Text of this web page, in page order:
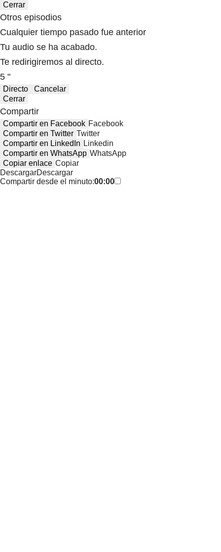
Cerrar
Otros episodios
Cualquier tiempo pasado fue anterior
Tu audio se ha acabado.
Te redirigiremos al directo.
5 "
Directo
Cancelar
Cerrar
Compartir
Compartir en Facebook Facebook
Compartir en Twitter Twitter
Compartir en LinkedIn Linkedin
Compartir en WhatsApp WhatsApp
Copiar enlace Copiar
DescargarDescargar
Compartir desde el minuto:00:00